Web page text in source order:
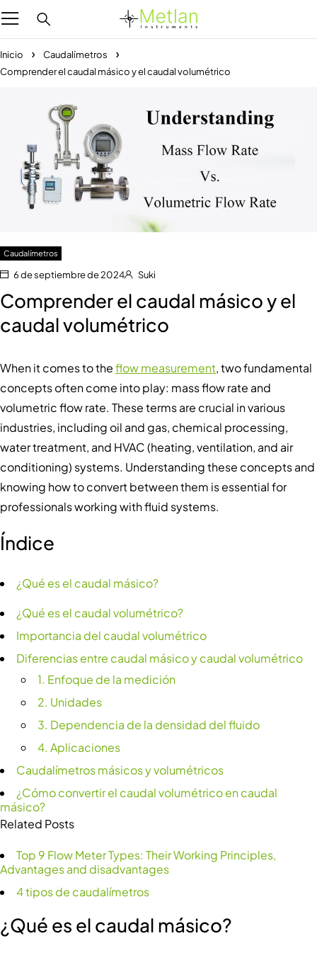
Inicio
Caudalímetros
Comprender el caudal másico y el caudal volumétrico
Caudalímetros
6 de septiembre de 2024 Suki
Comprender el caudal másico y el
caudal volumétrico
When it comes to theflow measurement, two fundamental
concepts often come into play: mass flow rate and
volumetric flow rate. These terms are crucial in various
industries, including oil and gas, chemical processing,
water treatment, and HVAC (heating, ventilation, and air
conditioning) systems. Understanding these concepts and
knowing how to convert between them is essential for
professionals working with fluid systems.
Índice
¿Qué es el caudal másico?
¿Qué es el caudal volumétrico?
Importancia del caudal volumétrico
Diferencias entre caudal másico y caudal volumétrico
1. Enfoque de la medición
2. Unidades
3. Dependencia de la densidad del fluido
4. Aplicaciones
Caudalímetros másicos y volumétricos
¿Cómo convertir el caudal volumétrico en caudal
másico?
Related Posts
Top 9 Flow Meter Types: Their Working Principles,
Advantages and disadvantages
4 tipos de caudalímetros
¿Qué es el caudal másico?